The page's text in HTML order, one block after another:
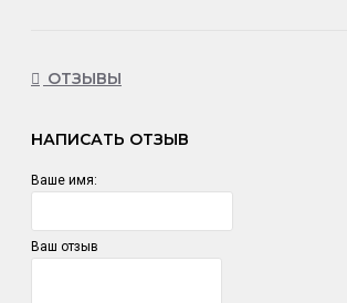
ОТЗЫВЫ
НАПИСАТЬ ОТЗЫВ
Ваше имя:
Ваш отзыв